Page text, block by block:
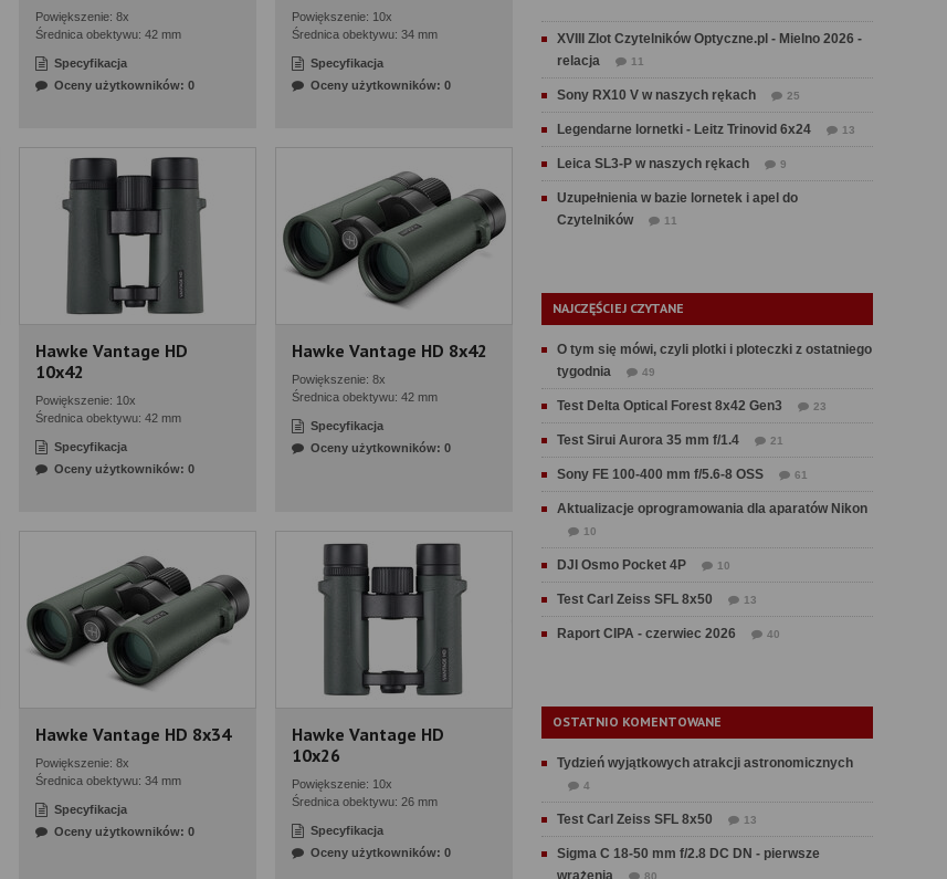
Powiększenie: 8x
Średnica obektywu: 42 mm
Specyfikacja
Oceny użytkowników: 0
Powiększenie: 10x
Średnica obektywu: 34 mm
Specyfikacja
Oceny użytkowników: 0
Hawke Vantage HD
10x42
Powiększenie: 10x
Średnica obektywu: 42 mm
Specyfikacja
Oceny użytkowników: 0
Hawke Vantage HD 8x42
Powiększenie: 8x
Średnica obektywu: 42 mm
Specyfikacja
Oceny użytkowników: 0
Hawke Vantage HD 8x34
Powiększenie: 8x
Średnica obektywu: 34 mm
Specyfikacja
Oceny użytkowników: 0
Hawke Vantage HD
10x26
Powiększenie: 10x
Średnica obektywu: 26 mm
Specyfikacja
Oceny użytkowników: 0
XVIII Zlot Czytelników Optyczne.pl - Mielno 2026 -
relacja
11
Sony RX10 V w naszych rękach 25
Legendarne lornetki - Leitz Trinovid 6x24 13
Leica SL3-P w naszych rękach 9
Uzupełnienia w bazie lornetek i apel do
Czytelników
11
NAJCZĘŚCIEJ CZYTANE
O tym się mówi, czyli plotki i ploteczki z ostatniego
tygodnia
49
Test Delta Optical Forest 8x42 Gen3 23
Test Sirui Aurora 35 mm f/1.4 21
Sony FE 100-400 mm f/5.6-8 OSS 61
Aktualizacje oprogramowania dla aparatów Nikon
10
DJI Osmo Pocket 4P 10
Test Carl Zeiss SFL 8x50 13
Raport CIPA - czerwiec 2026 40
OSTATNIO KOMENTOWANE
Tydzień wyjątkowych atrakcji astronomicznych
4
Test Carl Zeiss SFL 8x50 13
Sigma C 18-50 mm f/2.8 DC DN - pierwsze
wrażenia
80